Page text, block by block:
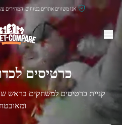
אנו משווים אתרים בטוחים, המחירים
כרטיסים
קניית כרטיסים למשחקים בראש